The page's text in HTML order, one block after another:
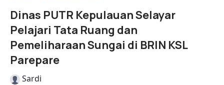
Dinas PUTR Kepulauan Selayar
Pelajari Tata Ruang dan
Pemeliharaan Sungai di BRIN KSL
Parepare
Sardi